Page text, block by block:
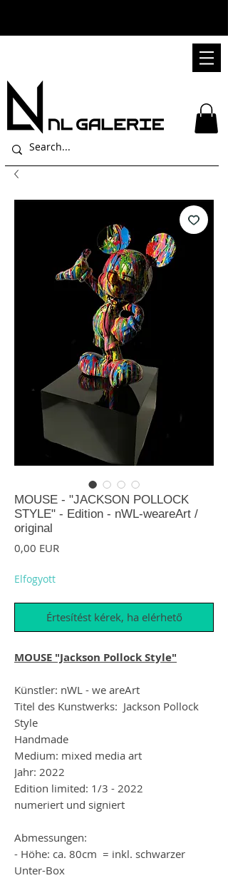
MOUSE - "JACKSON POLLOCK
STYLE" - Edition - nWL-weareArt /
original
0,00 EURÁr
Elfogyott
Értesítést kérek, ha elérhető
MOUSE "Jackson Pollock Style"
Künstler: nWL - we areArt
Titel des Kunstwerks: Jackson Pollock
Style
Handmade
Medium: mixed media art
Jahr: 2022
Edition limited: 1/3 - 2022
numeriert und signiert
Abmessungen:
- Höhe: ca. 80cm = inkl. schwarzer
Unter-Box